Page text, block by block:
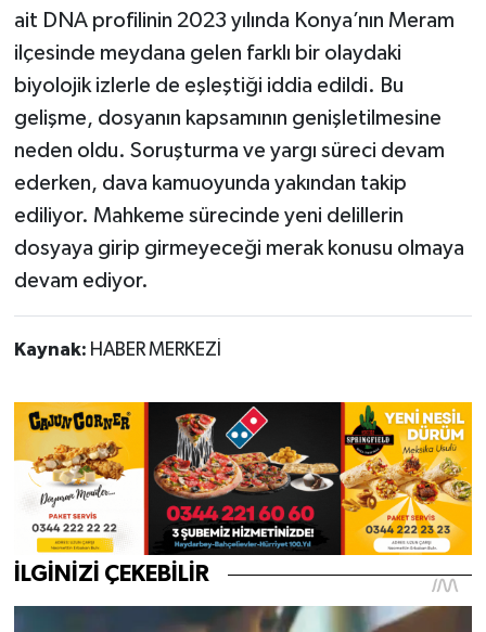
ait DNA profilinin 2023 yılında Konya’nın Meram
ilçesinde meydana gelen farklı bir olaydaki
biyolojik izlerle de eşleştiği iddia edildi. Bu
gelişme, dosyanın kapsamının genişletilmesine
neden oldu. Soruşturma ve yargı süreci devam
ederken, dava kamuoyunda yakından takip
ediliyor. Mahkeme sürecinde yeni delillerin
dosyaya girip girmeyeceği merak konusu olmaya
devam ediyor.
Kaynak: HABER MERKEZİ